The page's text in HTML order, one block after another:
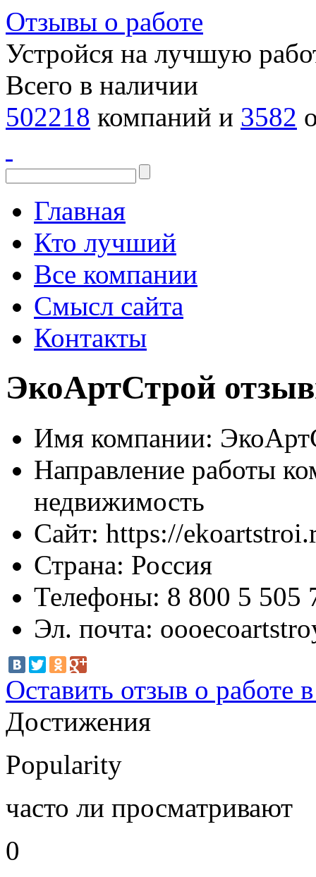
Отзывы о работе
Устройся на лучшую
Всего в наличии
502218 компаний и 3582
Главная
Кто лучший
Все компании
Смысл сайта
Контакты
ЭкоАртСтрой
Имя компании:
Направление работы
недвижимость
Сайт: https://
Страна: Россия
Телефоны: 8 800 5 505
Эл. почта:
Оставить отзыв о работе
Достижения
Popularity
часто ли просматривают
0